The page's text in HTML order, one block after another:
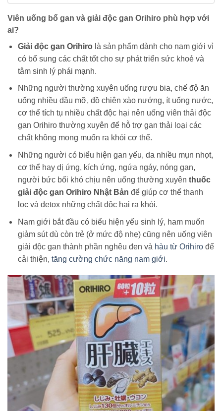
Viên uống bổ gan và giải độc gan Orihiro phù hợp với
ai?
Giải độc gan Orihirolà sản phẩm dành cho nam giới vì
có bổ sung các chất tốt cho sự phát triển sức khoẻ và
tâm sinh lý phái mạnh.
Những người thường xuyên uống rượu bia, chế độ ăn
uống nhiều dầu mỡ, đồ chiên xào nướng, ít uống nước,
cơ thể tích tụ nhiều chất độc hại nên uống viên thải độc
gan Orihiro thường xuyên để hỗ trợ gan thải loại các
chất không mong muốn ra khỏi cơ thể.
Những người có biểu hiện gan yếu, da nhiều mụn nhọt,
cơ thể hay dị ứng, kích ứng, ngứa ngáy, nóng gan,
người bức bối khó chịu nên uống thường xuyên thuốc
giải độc gan Orihiro Nhật Bản để giúp cơ thể thanh
lọc và detox những chất độc hại ra khỏi.
Nam giới bắt đầu có biểu hiện yếu sinh lý, ham muốn
giảm sút dù còn trẻ (ở mức độ nhẹ) cũng nên uống viên
giải độc gan thành phần nghêu đen và hàu từ Orihirođể
cải thiện, tăng cường chức năng nam giới.